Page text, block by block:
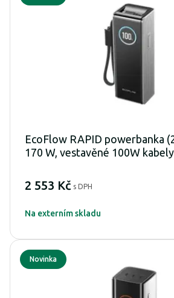
EcoFlow RAPID powerbanka
170 W, vestavěné 100W
2 553 Kč s DPH
Na externím skladu
Novinka